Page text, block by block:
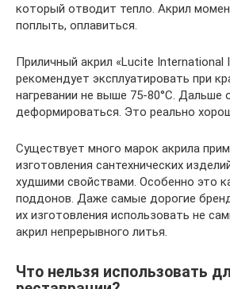
который отводит тепло. Акрил
поплыть, оплавиться.
Приличный акрил «Lucite International
рекомендует эксплуатировать при
нагревании не выше 75-80°C. Дальше
деформироваться. Это реально
Существует много марок акрила
изготовления сантехнических
худшими свойствами. Особенно это
поддонов. Даже самые дорогие
их изготовления использовать не
акрил непрерывного литья.
Что нельзя использовать